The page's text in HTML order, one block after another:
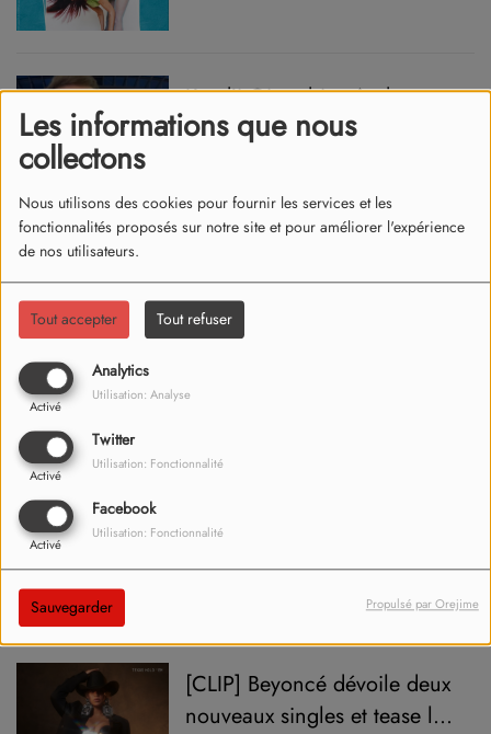
Les informations que nous
collectons
Nous utilisons des cookies pour fournir les services et les
fonctionnalités proposés sur notre site et pour améliorer l'expérience
de nos utilisateurs.
Tout accepter Tout refuser
Analytics
Activé
Utilisation: Analyse
Twitter
Activé
Utilisation: Fonctionnalité
Facebook
Activé
Utilisation: Fonctionnalité
Sauvegarder Propulsé par Orejime
Kendji Girac bientôt dans
« Rendez-vous en Terre
Une statuette pour Anatomie
d’une Chute, triomphe pour
Oppenheimer : ce qu’il faut
retenir de la 96ème
César 2024 : le palmarès !
Justin Timberlake en concert
à Lyon en 2024 !
[CLIP] Beyoncé dévoile deux
nouveaux singles et tease la